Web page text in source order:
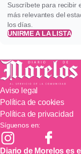
Suscríbete para recibir
más relevantes del
los días.
UNIRME A LA LISTA
Aviso legal
Política de cookies
Política de privacidad
Síguenos en:
Diario de Morelos es